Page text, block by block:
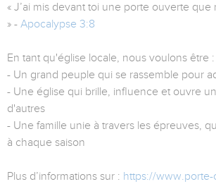
« J’ai mis devant toi une porte ouverte
» - Apocalypse 3:8
En tant qu'église locale, nous voulons être :
- Un grand peuple qui se rassemble pour
- Une église qui brille, influence et ouvre
d'autres
- Une famille unie à travers les épreuves,
à chaque saison
Plus d’informations sur : https://